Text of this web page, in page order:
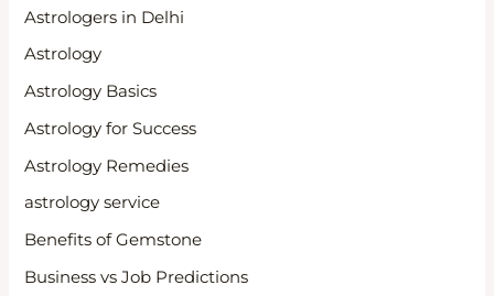
Astrologers in Delhi
Astrology
Astrology Basics
Astrology for Success
Astrology Remedies
astrology service
Benefits of Gemstone
Business vs Job Predictions